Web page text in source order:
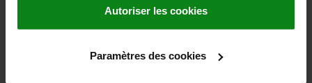
Autoriser les cookies
Paramètres des cookies
BRIDE PIVOTANTE PNEUMATIQUE, PIVOTEMENT À
HAUTEUR=130